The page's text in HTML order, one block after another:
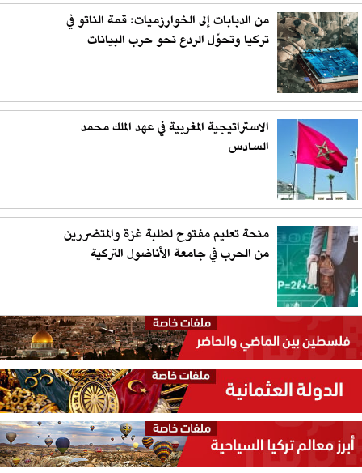
من الدبابات إلى الخوارزميات: قمة الناتو في
تركيا وتحوّل الردع نحو حرب البيانات
الاستراتيجية المغربية في عهد الملك محمد
السادس
منحة تعليم مفتوح لطلبة غزة والمتضررين
من الحرب في جامعة الأناضول التركية